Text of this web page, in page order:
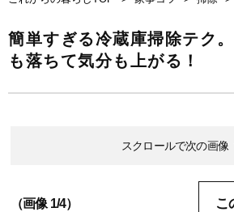
簡単すぎる冷蔵庫掃除テク
も落ちて気分も上がる！
スクロールで次の画像
（画像 1/4） こ